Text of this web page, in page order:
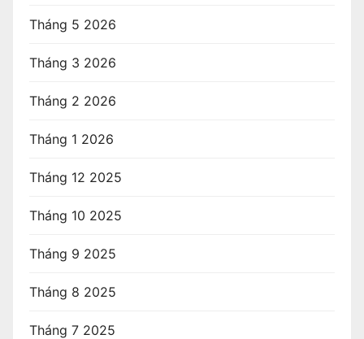
Tháng 5 2026
Tháng 3 2026
Tháng 2 2026
Tháng 1 2026
Tháng 12 2025
Tháng 10 2025
Tháng 9 2025
Tháng 8 2025
Tháng 7 2025